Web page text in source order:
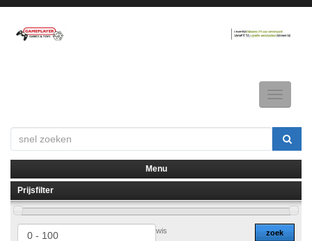
Toggle
▼
▼
Menu
Prijsfilter
zoek
wis